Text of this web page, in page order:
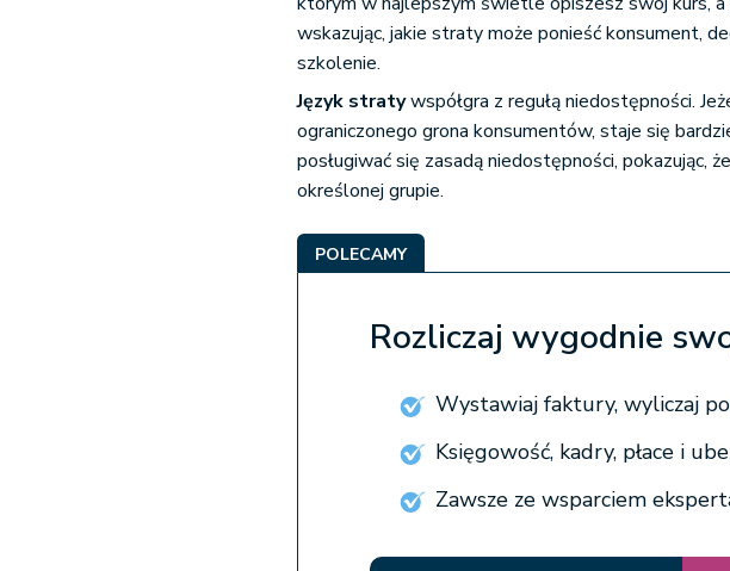
wskazując, jakie straty może ponieść konsument,
szkolenie.
Język stratywspółgra z regułą niedostępności.
ograniczonego grona konsumentów, staje się
posługiwać się zasadą niedostępności, pokazując,
określonej grupie.
POLECAMY
Rozliczaj wygodnie
Wystawiaj faktury, wyliczaj
Księgowość, kadry, płace i
Zawsze ze wsparciem